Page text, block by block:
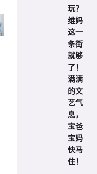
玩？
维妈
这一
条街
就够
了！
满满
的文
艺气
息，
宝爸
宝妈
快马
住！